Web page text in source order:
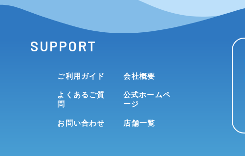
SUPPORT
ご利用ガイド
よくあるご質
問
お問い合わせ
会社概要
公式ホームペ
ージ
店舗一覧